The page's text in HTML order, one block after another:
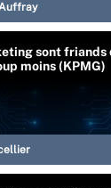
sont friands
moins (KPMG)